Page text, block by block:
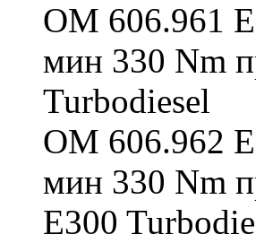
OM 606.961
мин 330 Nm
Turbodiesel
OM 606.962
мин 330 Nm
E300